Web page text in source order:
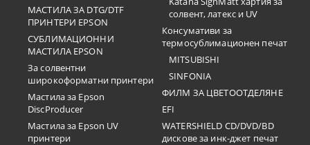
МАСТИЛА ЗА DTG/DTF
ПРИНТЕРИ EPSON
СУБЛИМАЦИОННИ
МАСТИЛА EPSON
За солвентни
широкоформатни принтери
Мастила за Epson
DiscProducer
Мастила за Epson UV
принтери
солвент, латекс и UV
Консумативи за
термосублимационен печат
MITSUBISHI
SINFONIA
ФИЛМ ЗА ЦВЕТООТДЕЛЯНЕ
EFI
WATERSHIELD CD/DVD/BD
дискове за инк-джет печат